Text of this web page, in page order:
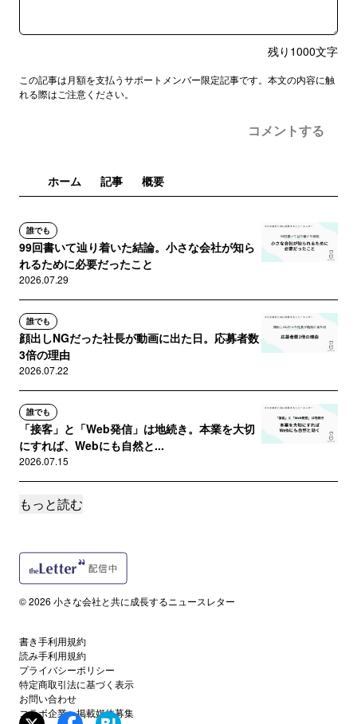
残り 1000文字
この記事は月額を支払うサポートメンバー限定記事です。本文の内容に触
れる際はご注意ください。
コメントする
ホーム 記事 概要
誰でも
99回書いて辿り着いた結論。小さな会社が知ら
れるために必要だったこと
2026.07.29
誰でも
顔出しNGだった社長が動画に出た日。応募者数
3倍の理由
2026.07.22
誰でも
「接客」と「Web発信」は地続き。本業を大切
にすれば、Webにも自然と...
2026.07.15
誰でも
2026.07.08
トップダウンの会社で発信が続かない理由。
2026.07.01
サポートメンバー限定
発信が続く経営者と、続かない経営者。違いは
「リカバリー力」と信頼関係
もっと読む
© 2026 小さな会社と共に成長するニュースレター
書き手利用規約
読み手利用規約
プライバシーポリシー
特定商取引法に基づく表示
お問い合わせ
コラボ企業・掲載媒体募集